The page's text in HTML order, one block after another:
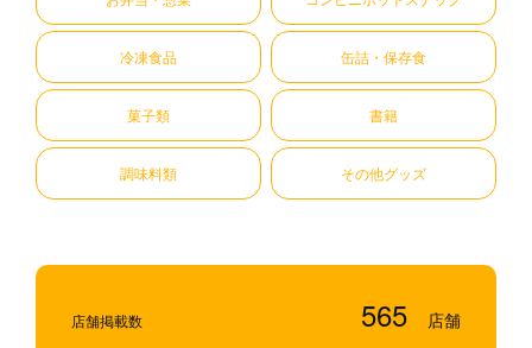
冷凍食品 缶詰・保存食
菓子類 書籍
調味料類 その他グッズ
店舗掲載数 565